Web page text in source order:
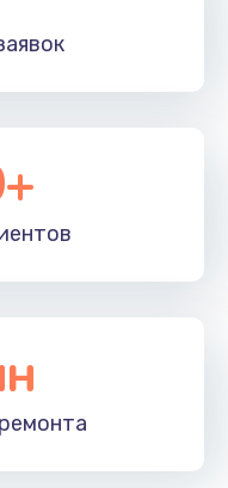
ремонта